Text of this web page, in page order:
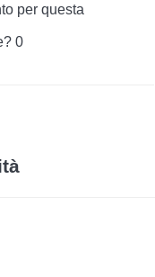
per questa
0